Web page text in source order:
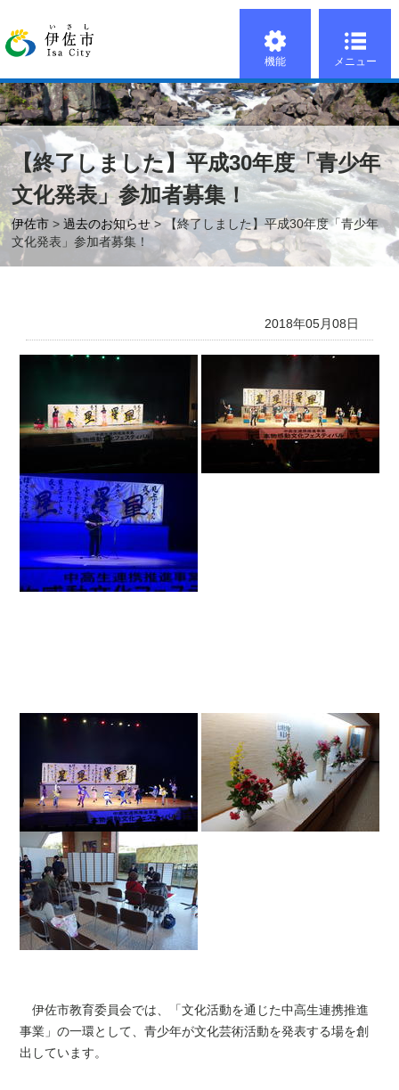
機能 メニュー
【終了しました】平成30年度「青少年
文化発表」参加者募集！
伊佐市 >過去のお知らせ> 【終了しました】平成30年度「青少年
文化発表」参加者募集！
2018年05月08日
伊佐市教育委員会では、「文化活動を通じた中高生連携推進
事業」の一環として、青少年が文化芸術活動を発表する場を創
出しています。